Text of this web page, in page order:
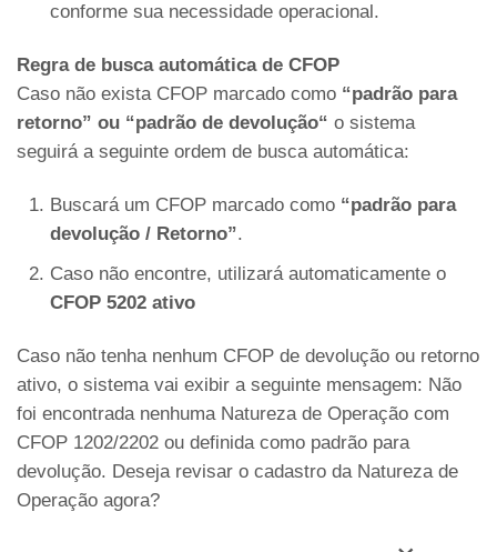
conforme sua necessidade operacional.
Regra de busca automática de CFOP
Caso não exista CFOP marcado como “padrão para
retorno” ou “padrão de devolução“ o sistema
seguirá a seguinte ordem de busca automática:
Buscará um CFOP marcado como “padrão para
devolução / Retorno”.
Caso não encontre, utilizará automaticamente o
CFOP 5202 ativo
Caso não tenha nenhum CFOP de devolução ou retorno
ativo, o sistema vai exibir a seguinte mensagem: Não
foi encontrada nenhuma Natureza de Operação com
CFOP 1202/2202 ou definida como padrão para
devolução. Deseja revisar o cadastro da Natureza de
Operação agora?